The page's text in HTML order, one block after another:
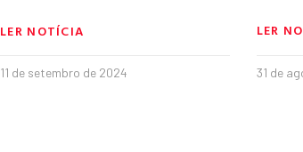
LER NOTÍCIA
11 de setembro de 2024
LER
31 de